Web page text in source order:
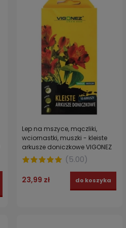
Lep na mszyce, mączliki,
wciornastki, muszki - kleiste
arkusze doniczkowe VIGONEZ
10 szt.
(5.00)
23,99 zł do koszyka